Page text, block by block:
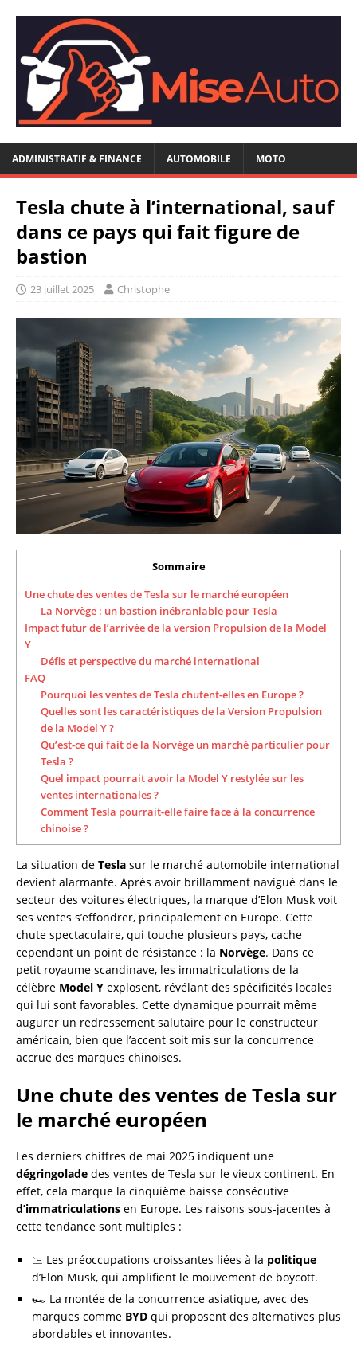
ADMINISTRATIF & FINANCE AUTOMOBILE MOTO
Tesla chute à l’international, sauf
dans ce pays qui fait figure de
bastion
23 juillet 2025 Christophe
Sommaire
Une chute des ventes de Tesla sur le marché européen
La Norvège : un bastion inébranlable pour Tesla
Impact futur de l’arrivée de la version Propulsion de la Model
Y
Défis et perspective du marché international
FAQ
Pourquoi les ventes de Tesla chutent-elles en Europe ?
Quelles sont les caractéristiques de la Version Propulsion
de la Model Y ?
Qu’est-ce qui fait de la Norvège un marché particulier pour
Tesla ?
Quel impact pourrait avoir la Model Y restylée sur les
ventes internationales ?
Comment Tesla pourrait-elle faire face à la concurrence
chinoise ?
La situation de Tesla sur le marché automobile international
devient alarmante. Après avoir brillamment navigué dans le
secteur des voitures électriques, la marque d’Elon Musk voit
ses ventes s’effondrer, principalement en Europe. Cette
chute spectaculaire, qui touche plusieurs pays, cache
cependant un point de résistance : la Norvège. Dans ce
petit royaume scandinave, les immatriculations de la
célèbre Model Y explosent, révélant des spécificités locales
qui lui sont favorables. Cette dynamique pourrait même
augurer un redressement salutaire pour le constructeur
américain, bien que l’accent soit mis sur la concurrence
accrue des marques chinoises.
Une chute des ventes de Tesla sur
le marché européen
Les derniers chiffres de mai 2025 indiquent une
dégringolade des ventes de Tesla sur le vieux continent. En
effet, cela marque la cinquième baisse consécutive
d’immatriculations en Europe. Les raisons sous-jacentes à
cette tendance sont multiples :
📉 Les préoccupations croissantes liées à la politique
d’Elon Musk, qui amplifient le mouvement de boycott.
🏎️ La montée de la concurrence asiatique, avec des
marques comme BYD qui proposent des alternatives plus
abordables et innovantes.